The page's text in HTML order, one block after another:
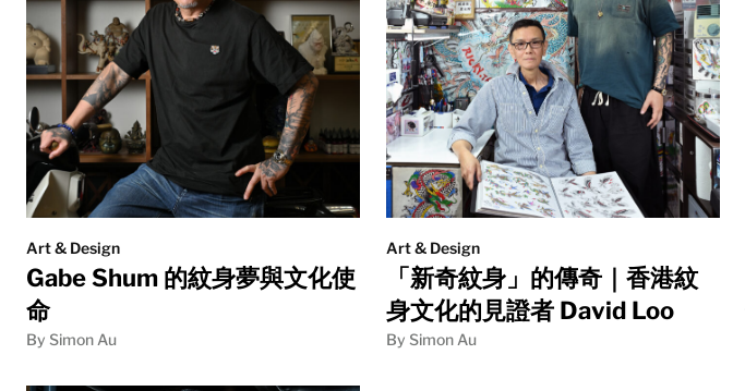
Art & Design
Gabe Shum 的紋身夢與文化使
命
By Simon Au
Art & Design
「新奇紋身」的傳奇｜香港紋
身文化的見證者 David Loo
By Simon Au